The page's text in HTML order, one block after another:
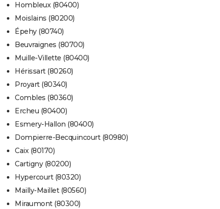
Hombleux (80400)
Moislains (80200)
Épehy (80740)
Beuvraignes (80700)
Muille-Villette (80400)
Hérissart (80260)
Proyart (80340)
Combles (80360)
Ercheu (80400)
Esmery-Hallon (80400)
Dompierre-Becquincourt (80980)
Caix (80170)
Cartigny (80200)
Hypercourt (80320)
Mailly-Maillet (80560)
Miraumont (80300)